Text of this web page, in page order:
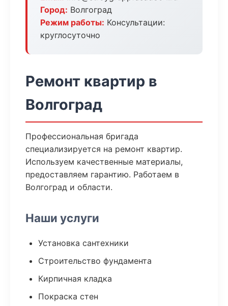
Город: Волгоград
Режим работы: Консультации:
круглосуточно
Ремонт квартир в
Волгоград
Профессиональная бригада
специализируется на ремонт квартир.
Используем качественные материалы,
предоставляем гарантию. Работаем в
Волгоград и области.
Наши услуги
Установка сантехники
Строительство фундамента
Кирпичная кладка
Покраска стен